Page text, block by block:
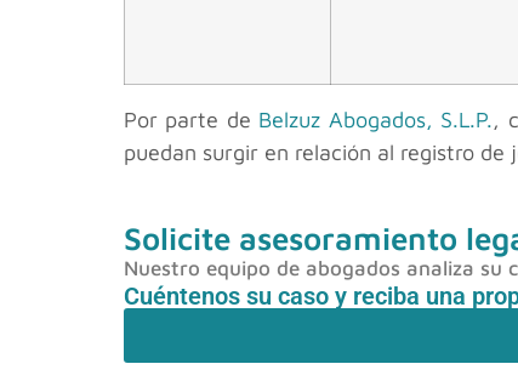
Por parte de Belzuz Abogados, S.L.P.,
puedan surgir en relación al registro
Solicite asesoramiento
Nuestro equipo de abogados analiza
Cuéntenos su caso y reciba una